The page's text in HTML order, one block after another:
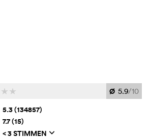
c c Ø 5.9/10
5.3 (134857)
7.7 (15)
< 3 STIMMEN q